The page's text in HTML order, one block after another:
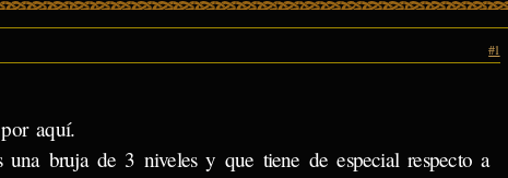
#1
aquí.
bruja de 3 niveles y que tiene de especial respecto a